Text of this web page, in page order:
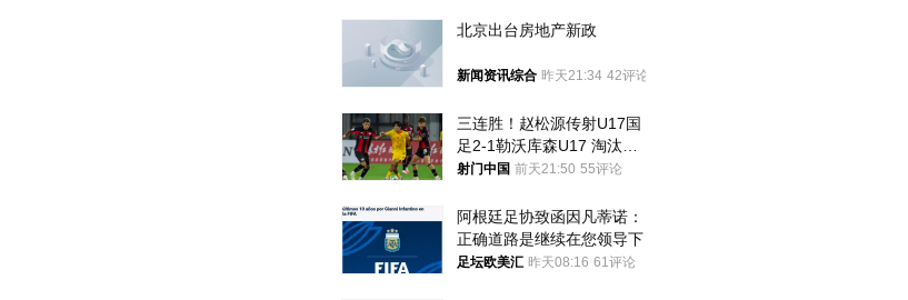
北京出台房地产新政
新闻资讯综合 昨天21:34 42评论
三连胜！赵松源传射U17国
足2-1勒沃库森U17 淘汰赛
将战河床
射门中国 前天21:50 55评论
阿根廷足协致函因凡蒂诺：
正确道路是继续在您领导下
足坛欧美汇 昨天08:16 61评论